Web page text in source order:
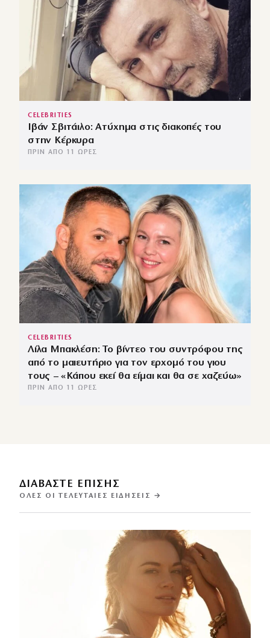
CELEBRITIES
Ιβάν Σβιτάιλο: Ατύχημα στις διακοπές του
στην Κέρκυρα
ΠΡΙΝ ΑΠΌ 11 ΏΡΕΣ
CELEBRITIES
Λίλα Μπακλέση: Το βίντεο του συντρόφου της
από το μαιευτήριο για τον ερχομό του γιου
τους – «Κάπου εκεί θα είμαι και θα σε χαζεύω»
ΠΡΙΝ ΑΠΌ 11 ΏΡΕΣ
ΔΙΑΒΑΣΤΕ ΕΠΙΣΗΣ
ΌΛΕΣ ΟΙ ΤΕΛΕΥΤΑΊΕΣ ΕΙΔΉΣΕΙΣ →